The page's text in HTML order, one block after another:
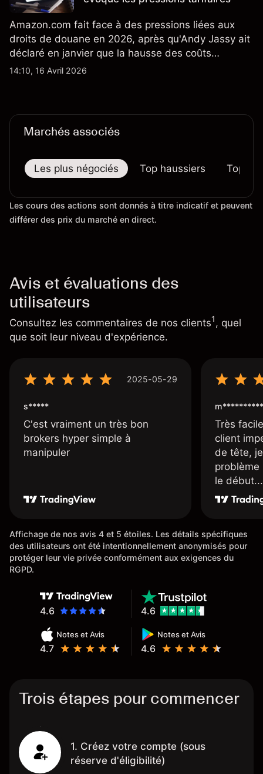
Amazon.com fait face à des pressions liées aux
droits de douane en 2026, après qu'Andy Jassy ait
déclaré en janvier que la hausse des coûts
d'importation commençait à se répercuter sur
14:10, 16 Avril 2026
Marchés associés
Les plus négociés Top haussiers Top
Les cours des actions sont donnés à titre indicatif et peuvent
différer des prix du marché en direct.
Avis et évaluations des
utilisateurs
Consultez les commentaires de nos clients1, quel
que soit leur niveau d'expérience.
2025-05-29
s*****
C'est vraiment un très bon
brokers hyper simple à
manipuler
m**********
Très
client
de tête,
problème
le début...
Affichage de nos avis 4 et 5 étoiles. Les détails spécifiques
des utilisateurs ont été intentionnellement anonymisés pour
protéger leur vie privée conformément aux exigences du
RGPD.
4.6
Notes et Avis
4.7
Notes et Avis
4.6
4.6
Trois étapes pour commencer
1. Créez votre compte (sous
réserve d'éligibilité)